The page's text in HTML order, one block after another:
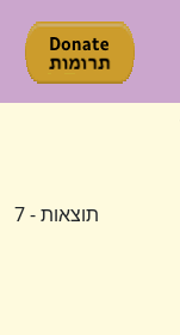
תוצאות - 7